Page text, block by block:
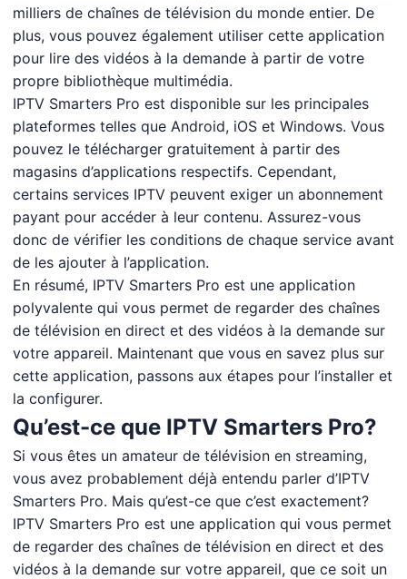
milliers de chaînes de télévision du monde entier. De
plus, vous pouvez également utiliser cette application
pour lire des vidéos à la demande à partir de votre
propre bibliothèque multimédia.
IPTV Smarters Pro est disponible sur les principales
plateformes telles que Android, iOS et Windows. Vous
pouvez le télécharger gratuitement à partir des
magasins d’applications respectifs. Cependant,
certains services IPTV peuvent exiger un abonnement
payant pour accéder à leur contenu. Assurez-vous
donc de vérifier les conditions de chaque service avant
de les ajouter à l’application.
En résumé, IPTV Smarters Pro est une application
polyvalente qui vous permet de regarder des chaînes
de télévision en direct et des vidéos à la demande sur
votre appareil. Maintenant que vous en savez plus sur
cette application, passons aux étapes pour l’installer et
la configurer.
Qu’est-ce que IPTV Smarters Pro?
Si vous êtes un amateur de télévision en streaming,
vous avez probablement déjà entendu parler d’IPTV
Smarters Pro. Mais qu’est-ce que c’est exactement?
IPTV Smarters Pro est une application qui vous permet
de regarder des chaînes de télévision en direct et des
vidéos à la demande sur votre appareil, que ce soit un